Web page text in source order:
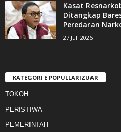
Kasat
Ditangkap
Peredaran
27 Juli 2026
KATEGORI E POPULLARIZUAR
TOKOH
PERISTIWA
PEMERINTAH